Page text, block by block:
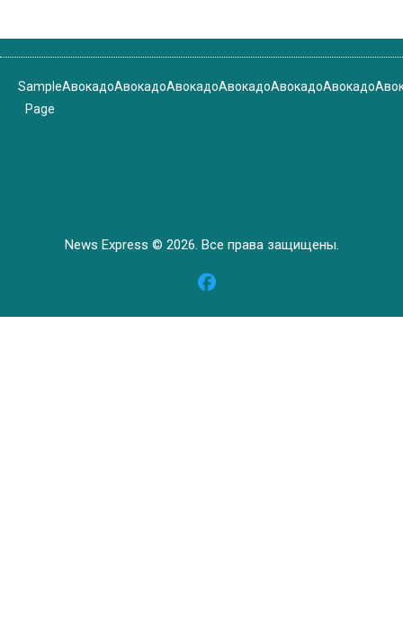
Sample
Page
АвокадоАвокадоАвокадоАвокадоАвокадоАвокадо
News Express © 2026. Все права защищены.